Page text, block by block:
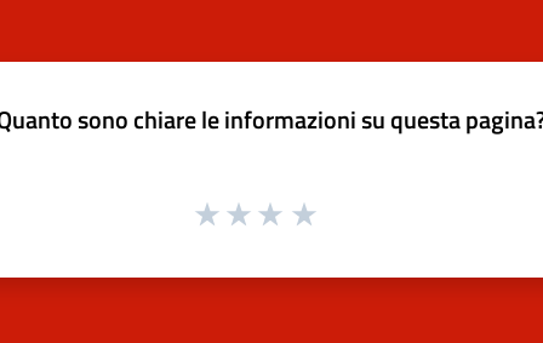
sono chiare le informazioni su questa